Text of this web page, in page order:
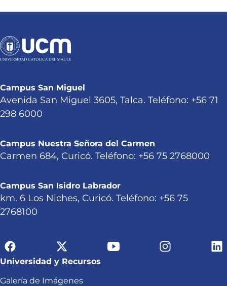
Campus San Miguel
Avenida San Miguel 3605, Talca. Teléfono: +56 71
298 6000
Campus Nuestra Señora del Carmen
Carmen 684, Curicó. Teléfono: +56 75 2768000
Campus San Isidro Labrador
km. 6 Los Niches, Curicó. Teléfono: +56 75
2768100
Universidad y Recursos
Galería de Imágenes